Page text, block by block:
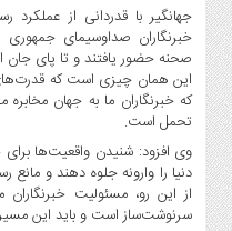
خبرنگاران صداوسیمای
صحنه حضور یافتند و تا پای
این همان چیزی است که قدرت‌های
که خبرنگاران ما به جهان
تحمل است.
وی افزود: شنیدن واقعیت‌ها برای
دنیا را وارونه جلوه دهند و
از این رو، مسئولیت خبرنگاران
سرنوشت‌ساز است و باید این